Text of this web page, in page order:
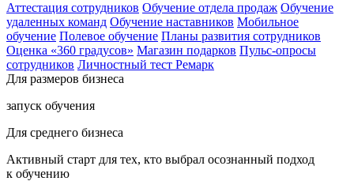
Аттестация сотрудников Обучение отдела продаж Обучение
удаленных команд Обучение наставников Мобильное
обучение Полевое обучение Планы развития сотрудников
Оценка «360 градусов» Магазин подарков Пульс-опросы
сотрудников Личностный тест Ремарк
Для размеров бизнеса
запуск обучения
Для среднего бизнеса
Активный старт для тех, кто выбрал осознанный подход
к обучению